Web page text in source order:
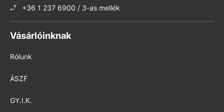
+36 1 237 6900 / 3-as mellék
Vásárlóinknak
Rólunk
ÁSZF
GY.I.K.